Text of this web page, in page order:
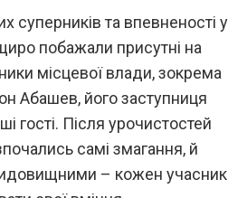
суперників та впевненості у
побажали присутні на
місцевої влади, зокрема
Абашев, його заступниця
гості. Після урочистостей
самі змагання, й
– кожен учасник